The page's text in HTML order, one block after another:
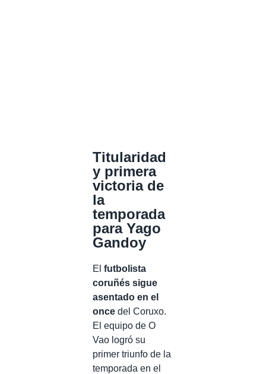
Titularidad
y primera
victoria de
la
temporada
para Yago
Gandoy
El futbolista
coruñés sigue
asentado en el
once del Coruxo.
El equipo de O
Vao logró su
primer triunfo de la
temporada en el